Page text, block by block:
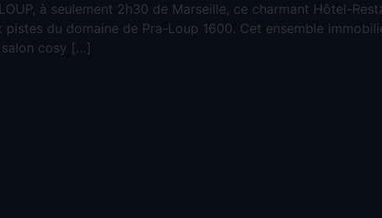
à seulement 2h30 de Marseille, ce charmant Hôtel-
du domaine de Pra-Loup 1600. Cet ensemble
salon cosy […]